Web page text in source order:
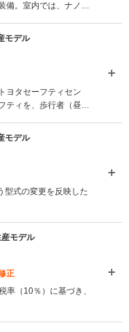
備。室内では、ナノイ
イ、充電用USB端子
の向上が図られてい
され、堅牢かつ上質な
）
モデル
ヨタセーフティセン
ティを、歩行者（昼）
ヘッドライトが点灯す
標準装備された。
モデル
型式の変更を反映した
モデル
正
率（10％）に基づき、